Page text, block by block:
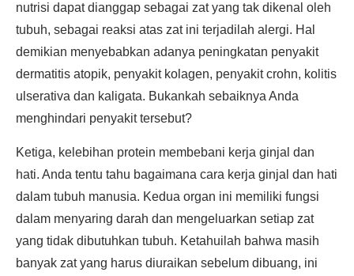
nutrisi dapat dianggap sebagai zat yang tak dikenal oleh
tubuh, sebagai reaksi atas zat ini terjadilah alergi. Hal
demikian menyebabkan adanya peningkatan penyakit
dermatitis atopik, penyakit kolagen, penyakit crohn, kolitis
ulserativa dan kaligata. Bukankah sebaiknya Anda
menghindari penyakit tersebut?
Ketiga, kelebihan protein membebani kerja ginjal dan
hati. Anda tentu tahu bagaimana cara kerja ginjal dan hati
dalam tubuh manusia. Kedua organ ini memiliki fungsi
dalam menyaring darah dan mengeluarkan setiap zat
yang tidak dibutuhkan tubuh. Ketahuilah bahwa masih
banyak zat yang harus diuraikan sebelum dibuang, ini